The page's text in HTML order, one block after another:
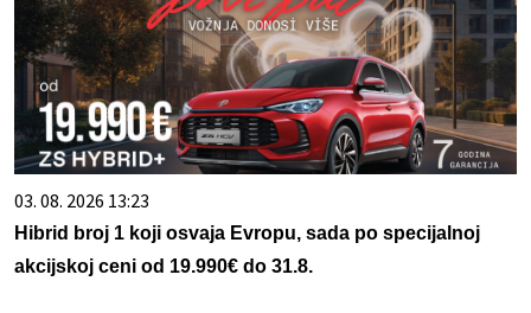
03. 08. 2026 13:23
Hibrid broj 1 koji osvaja Evropu, sada po specijalnoj
akcijskoj ceni od 19.990€ do 31.8.